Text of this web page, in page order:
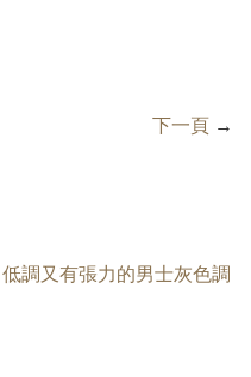
下一頁 →
調又有張力的男士灰色調